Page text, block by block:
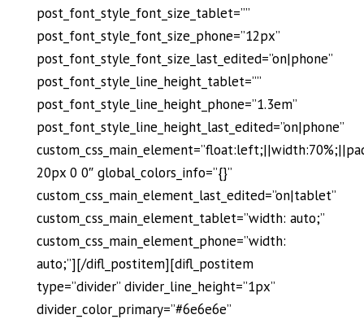
post_font_style_font_size_tablet=””
post_font_style_font_size_phone=”12px”
post_font_style_font_size_last_edited=”on|phone”
post_font_style_line_height_tablet=””
post_font_style_line_height_phone=”1.3em”
post_font_style_line_height_last_edited=”on|phone”
20px 0 0″ global_colors_info=”{}”
custom_css_main_element_last_edited=”on|tablet”
custom_css_main_element_tablet=”width: auto;”
custom_css_main_element_phone=”width:
auto;”][/difl_postitem][difl_postitem
type=”divider” divider_line_height=”1px”
divider_color_primary=”#6e6e6e”